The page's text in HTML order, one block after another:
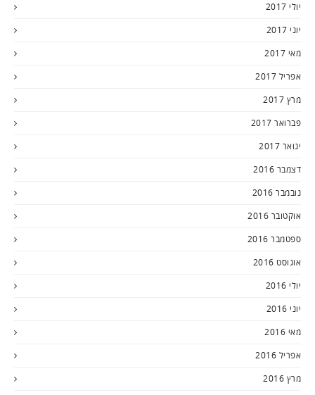
יולי 2017
יוני 2017
מאי 2017
אפריל 2017
מרץ 2017
פברואר 2017
ינואר 2017
דצמבר 2016
נובמבר 2016
אוקטובר 2016
ספטמבר 2016
אוגוסט 2016
יולי 2016
יוני 2016
מאי 2016
אפריל 2016
מרץ 2016